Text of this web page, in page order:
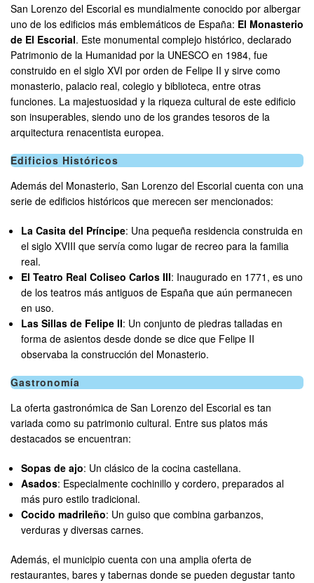
San Lorenzo del Escorial es mundialmente conocido por albergar
uno de los edificios más emblemáticos de España: El Monasterio
de El Escorial. Este monumental complejo histórico, declarado
Patrimonio de la Humanidad por la UNESCO en 1984, fue
construido en el siglo XVI por orden de Felipe II y sirve como
monasterio, palacio real, colegio y biblioteca, entre otras
funciones. La majestuosidad y la riqueza cultural de este edificio
son insuperables, siendo uno de los grandes tesoros de la
arquitectura renacentista europea.
Edificios Históricos
Además del Monasterio, San Lorenzo del Escorial cuenta con una
serie de edificios históricos que merecen ser mencionados:
La Casita del Príncipe: Una pequeña residencia construida en
el siglo XVIII que servía como lugar de recreo para la familia
real.
El Teatro Real Coliseo Carlos III: Inaugurado en 1771, es uno
de los teatros más antiguos de España que aún permanecen
en uso.
Las Sillas de Felipe II: Un conjunto de piedras talladas en
forma de asientos desde donde se dice que Felipe II
observaba la construcción del Monasterio.
Gastronomía
La oferta gastronómica de San Lorenzo del Escorial es tan
variada como su patrimonio cultural. Entre sus platos más
destacados se encuentran:
Sopas de ajo: Un clásico de la cocina castellana.
Asados: Especialmente cochinillo y cordero, preparados al
más puro estilo tradicional.
Cocido madrileño: Un guiso que combina garbanzos,
verduras y diversas carnes.
Además, el municipio cuenta con una amplia oferta de
restaurantes, bares y tabernas donde se pueden degustar tanto